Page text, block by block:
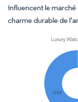
influencent le
charme durable de